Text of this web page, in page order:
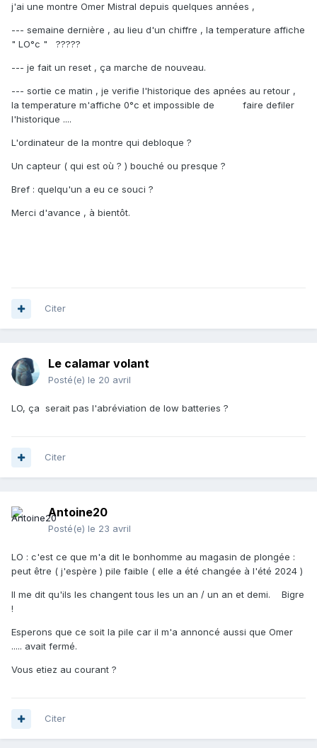
j'ai une montre Omer Mistral depuis quelques années ,
--- semaine dernière , au lieu d'un chiffre , la temperature affiche
" LO°c " ?????
--- je fait un reset , ça marche de nouveau.
--- sortie ce matin , je verifie l'historique des apnées au retour ,
la temperature m'affiche 0°c et impossible de faire defiler
l'historique ....
L'ordinateur de la montre qui debloque ?
Un capteur ( qui est où ? ) bouché ou presque ?
Bref : quelqu'un a eu ce souci ?
Merci d'avance , à bientôt.
Citer
Le calamar volant
Posté(e) le 20 avril
LO, ça serait pas l'abréviation de low batteries ?
Citer
Antoine20
Posté(e) le 23 avril
LO : c'est ce que m'a dit le bonhomme au magasin de plongée :
peut être ( j'espère ) pile faible ( elle a été changée à l'été 2024 )
Il me dit qu'ils les changent tous les un an / un an et demi. Bigre
!
Esperons que ce soit la pile car il m'a annoncé aussi que Omer
..... avait fermé.
Vous etiez au courant ?
Citer